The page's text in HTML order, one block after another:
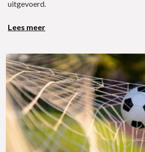
uitgevoerd.
Lees meer